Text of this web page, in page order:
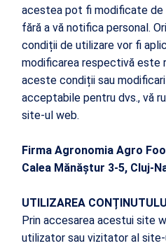
acestea pot fi modificate de
fără a vă notifica personal.
condiții de utilizare vor fi
modificarea respectivă este
aceste condiții sau
acceptabile pentru dvs., vă
site-ul web.
Firma Agronomia Agro
Calea Mănăștur 3-5, Cluj-
UTILIZAREA
Prin accesarea acestui site
utilizator sau vizitator al